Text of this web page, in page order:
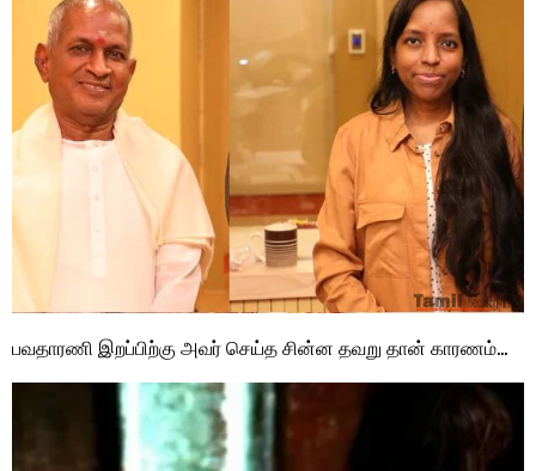
பவதாரணி இறப்பிற்கு அவர் செய்த சின்ன தவறு தான் காரணம்…